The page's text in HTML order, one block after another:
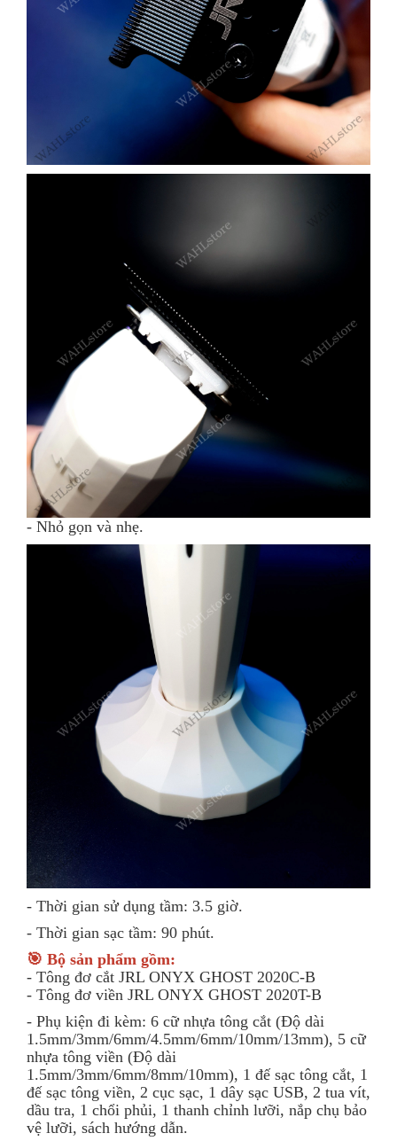
- Nhỏ gọn và nhẹ.
- Thời gian sử dụng tầm: 3.5 giờ.
- Thời gian sạc tầm: 90 phút.
🎯 Bộ sản phẩm gồm:
- Tông đơ cắt JRL ONYX GHOST 2020C-B
- Tông đơ viền JRL ONYX GHOST 2020T-B
- Phụ kiện đi kèm: 6 cữ nhựa tông cắt (Độ dài
1.5mm/3mm/6mm/4.5mm/6mm/10mm/13mm), 5 cữ
nhựa tông viền (Độ dài
1.5mm/3mm/6mm/8mm/10mm), 1 đế sạc tông cắt, 1
đế sạc tông viền, 2 cục sạc, 1 dây sạc USB, 2 tua vít,
dầu tra, 1 chổi phủi, 1 thanh chỉnh lưỡi, nắp chụ bảo
vệ lưỡi, sách hướng dẫn.